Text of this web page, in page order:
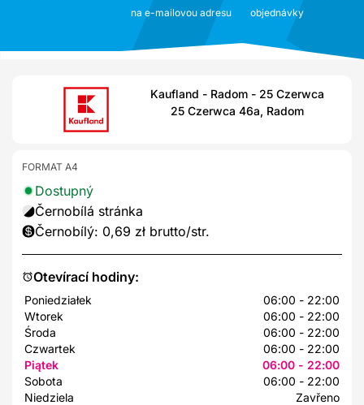
na e-mailovou adresu
objednávky
Kaufland - Radom - 25 Czerwca
25 Czerwca 46a, Radom
Otevírací hodiny:
Poniedziałek
06:00 - 22:00
Wtorek
06:00 - 22:00
Środa
06:00 - 22:00
Czwartek
06:00 - 22:00
Piątek
06:00 - 22:00
Sobota
06:00 - 22:00
Niedziela
Zavřeno
FORMAT A4
Dostupný
Černobílá stránka
Černobílý: 0,69 zł brutto/str.